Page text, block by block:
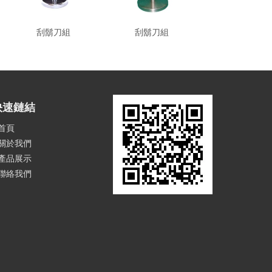
刮鬍刀組 刮鬍刀組
速鏈結
頁
於我們
品展示
絡我們